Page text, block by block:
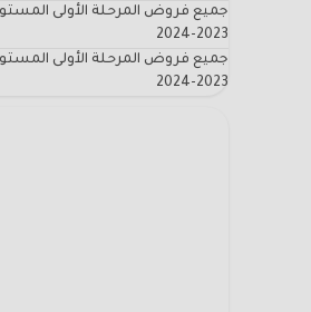
جميع فروض المرحلة الأولى
2023-2024
جميع فروض المرحلة الأولى
2023-2024